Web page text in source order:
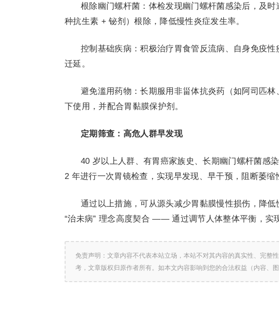
根除幽门螺杆菌：体检发现幽门螺杆菌感染后，及
种抗生素 + 铋剂）根除，降低慢性炎症发生率。
控制基础疾病：积极治疗胃食管反流病、自身免疫
迁延。
避免滥用药物：长期服用非甾体抗炎药（如阿司匹
下使用，并配合胃黏膜保护剂。
定期筛查：高危人群早发现
40 岁以上人群、有胃癌家族史、长期幽门螺杆菌感
2 年进行一次胃镜检查，实现早发现、早干预，阻断萎缩
通过以上措施，可从源头减少胃黏膜慢性损伤，降
“治未病” 理念高度契合 —— 通过调节人体整体平衡，实
免责声明：文章内容不代表本站立场，本站不对其内容的真实性、完整
考，文章版权归原作者所有。如本文内容影响到您的合法权益（内容、